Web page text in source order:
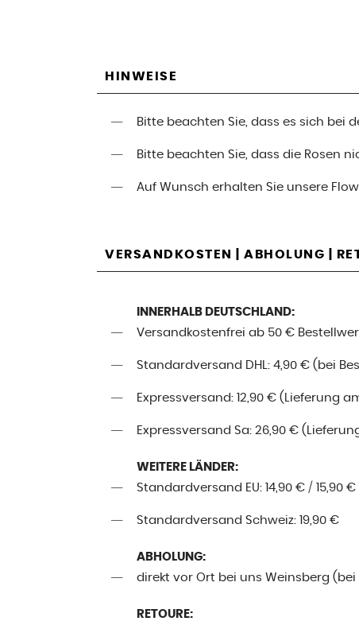
HINWEISE
Bitte beachten Sie, dass es sich bei
Bitte beachten Sie, dass die Rosen
Auf Wunsch erhalten Sie unsere
VERSANDKOSTEN | ABHOLUNG |
INNERHALB DEUTSCHLAND:
Versandkostenfrei ab 50 €
Standardversand DHL: 4,90 € (bei
Expressversand: 12,90 € (Lieferung
Expressversand Sa: 26,90 €
WEITERE LÄNDER:
Standardversand EU: 14,90 € / 15,90 €
Standardversand Schweiz: 19,90 €
ABHOLUNG:
direkt vor Ort bei uns Weinsberg (bei
RETOURE: